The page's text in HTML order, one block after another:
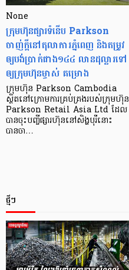
None
ក្រុមហ៊ុនផ្សារទំនើប Parkson
ចាញ់ក្ដីនៅតុលាការភ្នំពេញ និងតម្រូវ
ឲ្យបង់ប្រាក់ជាង១៤៤ លានដុល្លារទៅ
ឲ្យក្រុមហ៊ុនម្ចាស់ គម្រោង
ក្រុមហ៊ុន Parkson Cambodia
ស្ថិតនៅក្រោមការគ្រប់គ្រងរបស់ក្រុមហ៊ុន
Parkson Retail Asia Ltd ដែល
បានចុះបញ្ចីផ្សារហ៊ុននៅសិង្ហបុរីនោះ
បានចា…
ថ្មីៗ